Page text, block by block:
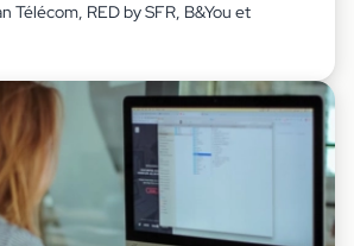
Télécom, RED by SFR, B&You et